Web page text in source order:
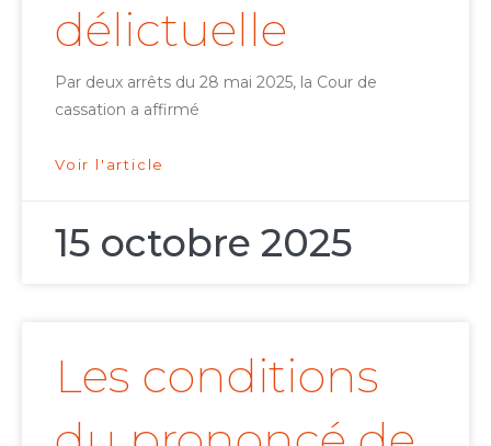
délictuelle
Par deux arrêts du 28 mai 2025, la Cour de
cassation a affirmé
Voir l'article
15 octobre 2025
Les conditions